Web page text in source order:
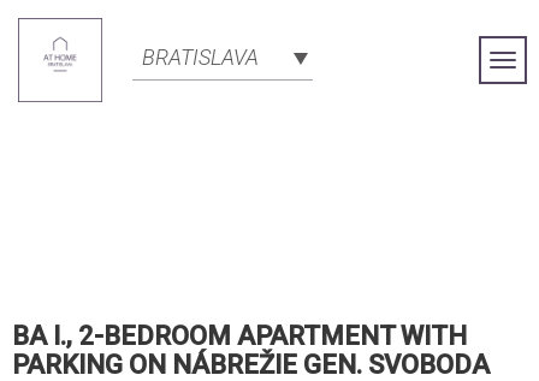
BRATISLAVA
BA I., 2-BEDROOM APARTMENT WITH
PARKING ON NÁBREŽIE GEN. SVOBODA